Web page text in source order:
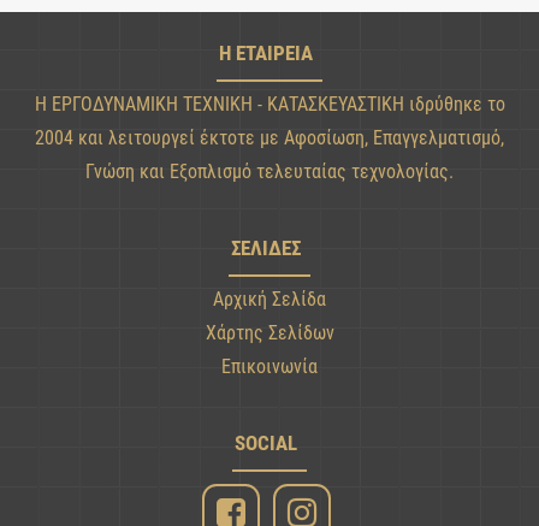
Η ΕΤΑΙΡΕΙΑ
Η ΕΡΓΟΔΥΝΑΜΙΚΗ ΤΕΧΝΙΚΗ - ΚΑΤΑΣΚΕΥΑΣΤΙΚΗ ιδρύθηκε το
2004 και λειτουργεί έκτοτε με Αφοσίωση, Επαγγελματισμό,
Γνώση και Εξοπλισμό τελευταίας τεχνολογίας.
ΣΕΛΙΔΕΣ
Αρχική Σελίδα
Χάρτης Σελίδων
Επικοινωνία
SOCIAL